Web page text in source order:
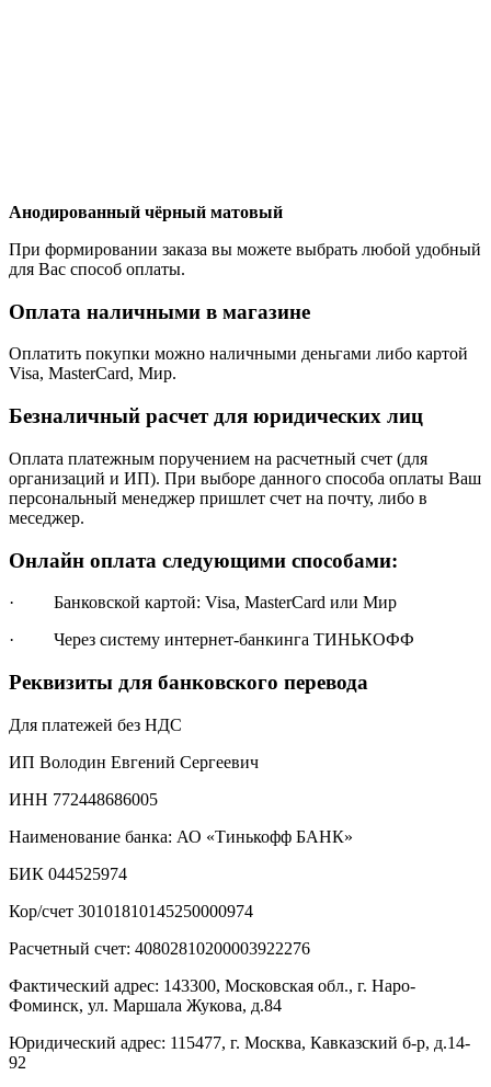
Анодированный чёрный матовый
При формировании заказа вы можете выбрать любой удобный
для Вас способ оплаты.
Оплата наличными в магазине
Оплатить покупки можно наличными деньгами либо картой
Visa, MasterCard, Мир.
Безналичный расчет для юридических лиц
Оплата платежным поручением на расчетный счет (для
организаций и ИП). При выборе данного способа оплаты Ваш
персональный менеджер пришлет счет на почту, либо в
меседжер.
Онлайн оплата следующими способами:
· Банковской картой: Visa, MasterCard или Мир
· Через систему интернет-банкинга ТИНЬКОФФ
Реквизиты для банковского перевода
Для платежей без НДС
ИП Володин Евгений Сергеевич
ИНН 772448686005
Наименование банка: АО «Тинькофф БАНК»
БИК 044525974
Кор/счет 30101810145250000974
Расчетный счет: 40802810200003922276
Фактический адрес: 143300, Московская обл., г. Наро-
Фоминск, ул. Маршала Жукова, д.84
Юридический адрес: 115477, г. Москва, Кавказский б-р, д.14-
92